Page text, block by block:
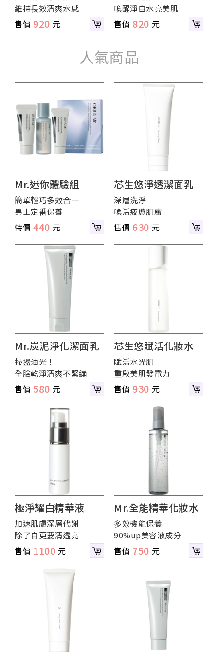
維持長效清爽水感
920
喚醒淨白水亮美肌
820
人氣商品
Mr.迷你體驗組
簡單輕巧多效合一
男士定番保養
440
芯生悠淨透潔面乳
深層洗淨
喚活疲憊肌膚
630
Mr.炭泥淨化潔面乳
掃盪油光！
全臉乾淨清爽不緊繃
580
芯生悠賦活化妝水
賦活水光肌
重啟美肌發電力
930
極淨耀白精華液
加速肌膚深層代謝
除了白更要清透亮
1100
Mr.全能精華化妝水
多效機能保養
90%up美容液成分
750